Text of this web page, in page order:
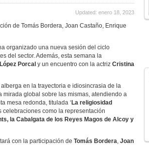
Updated: enero 18, 2023
de Tomás Bordera, Joan Castaño, Enrique
organizado una nueva sesión del ciclo
del sector. Además, esta semana la
Porcal y un encuentro con la actriz Cristina
en la trayectoria e idiosincrasia de la
mirada global sobre las mismas, atendiendo a
mesa redonda, titulada ‘ La religiosidad
celebraciones como la representación
la Cabalgata de los Reyes Magos de Alcoy y
con la participación de Tomás Bordera, Joan